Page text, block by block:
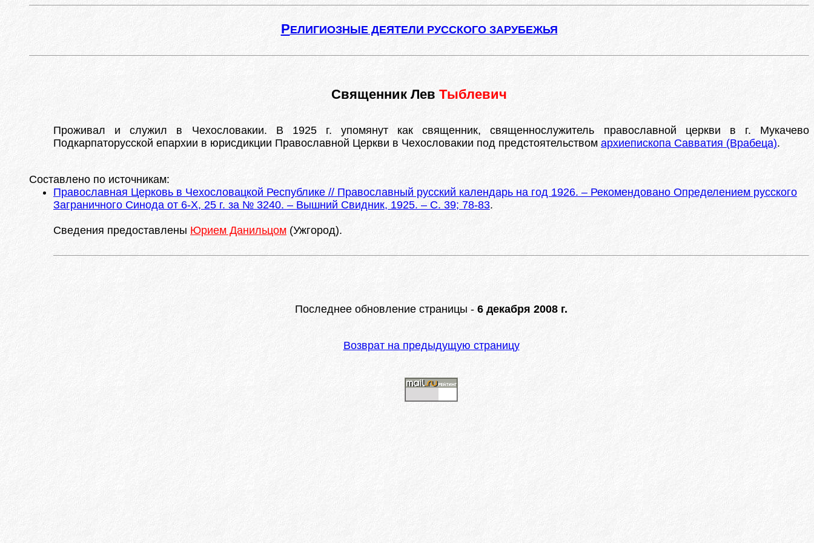
РЕЛИГИОЗНЫЕ ДЕЯТЕЛИ РУССКОГО ЗАРУБЕЖЬЯ
Священник Лев Тыблевич
Проживал и служил в Чехословакии. В 1925 г. упомянут как священник, священнослужитель православной церкви в г. Мукачево
Подкарпаторусской епархии в юрисдикции Православной Церкви в Чехословакии под предстоятельством архиепископа Савватия (Врабеца).
Составлено по источникам:
Православная Церковь в Чехословацкой Республике // Православный русский календарь на год 1926. – Рекомендовано Определением русского
Заграничного Синода от 6-Х, 25 г. за № 3240. – Вышний Свидник, 1925. – С. 39; 78-83.
Сведения предоставлены Юрием Данильцом (Ужгород).
Последнее обновление страницы - 6 декабря 2008 г.
Возврат на предыдущую страницу